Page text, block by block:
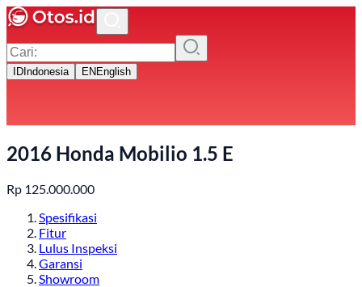
ID Indonesia EN English
2016 Honda Mobilio 1.5 E
Rp 125.000.000
Spesifikasi
Fitur
Lulus Inspeksi
Garansi
Showroom